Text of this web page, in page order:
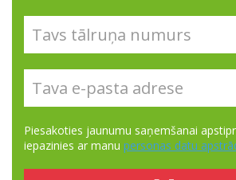
Piesakoties jaunumu saņemšanai
iepazinies ar manu personas datu